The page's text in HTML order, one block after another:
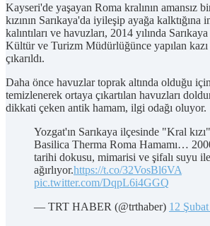
Kayseri'de yaşayan Roma kralının amansız
kızının Sarıkaya'da iyileşip ayağa kalktığına
kalıntıları ve havuzları, 2014 yılında
Kültür ve Turizm Müdürlüğünce yapılan kazı
çıkarıldı.
Daha önce havuzlar toprak altında olduğu
temizlenerek ortaya çıkartılan havuzları
dikkati çeken antik hamam, ilgi odağı oluyor.
Yozgat'ın Sarıkaya ilçesinde "Kral
Basilica Therma Roma Hamamı…
tarihi dokusu, mimarisi ve şifalı suyu
ağırlıyor.https://t.co/32VosBl6VA
pic.twitter.com/DqpL6i4GGQ
— TRT HABER (@trthaber) 12